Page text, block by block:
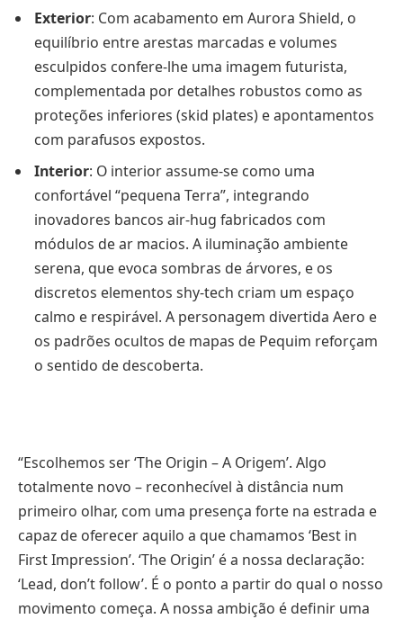
Exterior: Com acabamento em Aurora Shield, o
equilíbrio entre arestas marcadas e volumes
esculpidos confere‑lhe uma imagem futurista,
complementada por detalhes robustos como as
proteções inferiores (skid plates) e apontamentos
com parafusos expostos.
Interior: O interior assume‑se como uma
confortável “pequena Terra”, integrando
inovadores bancos air‑hug fabricados com
módulos de ar macios. A iluminação ambiente
serena, que evoca sombras de árvores, e os
discretos elementos shy‑tech criam um espaço
calmo e respirável. A personagem divertida Aero e
os padrões ocultos de mapas de Pequim reforçam
o sentido de descoberta.
“Escolhemos ser ‘The Origin – A Origem’. Algo
totalmente novo – reconhecível à distância num
primeiro olhar, com uma presença forte na estrada e
capaz de oferecer aquilo a que chamamos ‘Best in
First Impression’. ‘The Origin’ é a nossa declaração:
‘Lead, don’t follow’. É o ponto a partir do qual o nosso
movimento começa. A nossa ambição é definir uma